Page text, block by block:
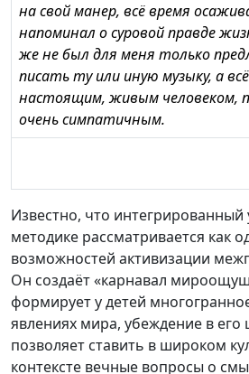
на свой манер, всё время
напоминал о суровой правде
же не был для меня только
писать ту или иную музыку, а
настоящим, живым человеком,
очень симпатичным.
Известно, что
методике рассматривается как
возможностей активизации
Он создаёт «карнавал
формирует у детей
явлениях мира, убеждение в его
позволяет ставить в широком
контексте вечные вопросы о